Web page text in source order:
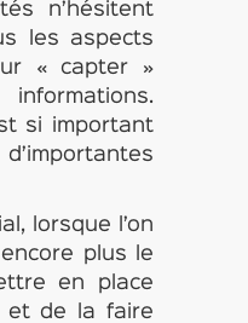
n’hésitent
les aspects
« capter »
si important
lorsque l’on
plus le
en place
et de la faire